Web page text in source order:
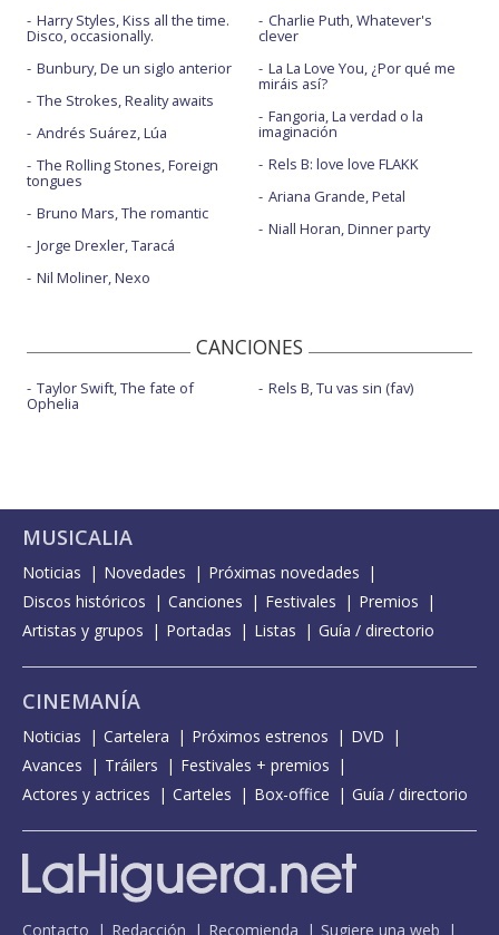
Harry Styles, Kiss all the time.
Disco, occasionally.
Bunbury, De un siglo anterior
The Strokes, Reality awaits
Andrés Suárez, Lúa
The Rolling Stones, Foreign
tongues
Bruno Mars, The romantic
Jorge Drexler, Taracá
Nil Moliner, Nexo
Charlie Puth, Whatever's
clever
La La Love You, ¿Por qué me
miráis así?
Fangoria, La verdad o la
imaginación
Rels B: love love FLAKK
Ariana Grande, Petal
Niall Horan, Dinner party
CANCIONES
Taylor Swift, The fate of
Ophelia
Rels B, Tu vas sin (fav)
MUSICALIA
Noticias Novedades
Próximas novedades
Discos históricos
Canciones Festivales
Premios
Artistas y grupos
Portadas Listas Guía / directorio
CINEMANÍA
Noticias Cartelera Próximos estrenos
DVD
Avances
Tráilers
Festivales + premios
Actores y actrices
Carteles Box-office Guía / directorio
Contacto Redacción Recomienda Sugiere una web